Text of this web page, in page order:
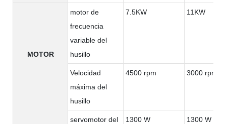
MOTOR
motor de
frecuencia
variable del
husillo
7.5KW 11KW
Velocidad
máxima del
husillo
4500 rpm 3000 rpm
servomotor del
1300 W 1300 W